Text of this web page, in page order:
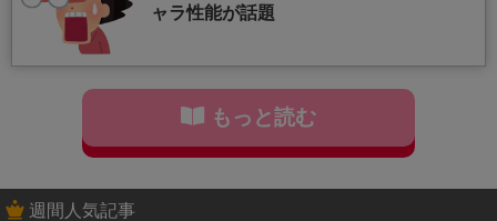
ャラ性能が話題
もっと読む
週間人気記事